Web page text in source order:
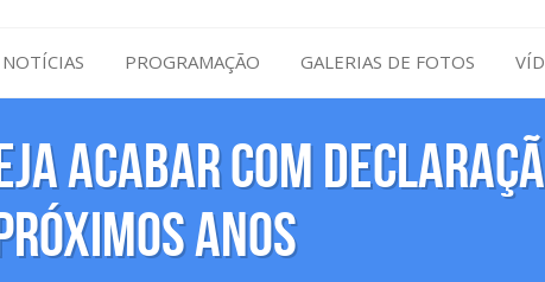
NOTÍCIAS PROGRAMAÇÃO GALERIAS DE FOTOS
acabar com
anos